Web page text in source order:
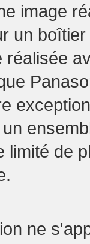
image
un
réalisée
limité de
ne